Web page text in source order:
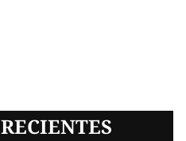
RECIENTES